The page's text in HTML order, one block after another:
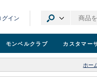
グイン
モンベルクラブ カスタマー
ホー